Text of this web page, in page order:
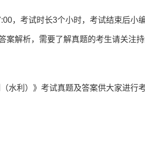
2025）】
，考试时长3个小时，考试结束后小
案解析，需要了解真题的考生请关注
水利）》考试真题及答案供大家进行